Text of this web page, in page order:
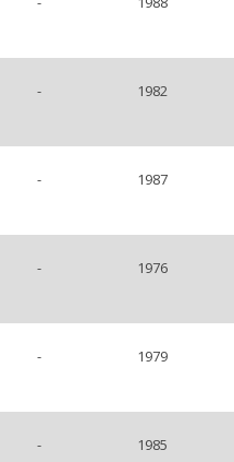
- 1982
- 1987
- 1976
- 1979
- 1985